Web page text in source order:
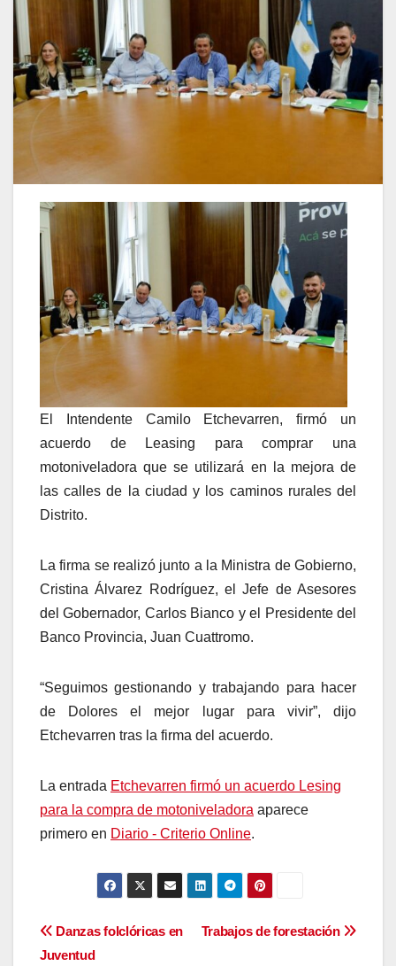
El Intendente Camilo Etchevarren, firmó un
acuerdo de Leasing para comprar una
motoniveladora que se utilizará en la mejora de
las calles de la ciudad y los caminos rurales del
Distrito.
La firma se realizó junto a la Ministra de Gobierno,
Cristina Álvarez Rodríguez, el Jefe de Asesores
del Gobernador, Carlos Bianco y el Presidente del
Banco Provincia, Juan Cuattromo.
“Seguimos gestionando y trabajando para hacer
de Dolores el mejor lugar para vivir”, dijo
Etchevarren tras la firma del acuerdo.
La entrada Etchevarren firmó un acuerdo Lesing
para la compra de motoniveladora aparece
primero en Diario - Criterio Online.
Navegación
Trabajos de forestación
Danzas folclóricas en
Juventud